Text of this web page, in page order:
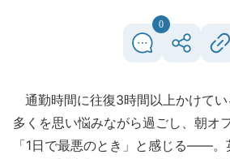
0
通勤時間に往復3時間以上かけて
多くを思い悩みながら過ごし、朝オ
「1日で最悪のとき」と感じる――。